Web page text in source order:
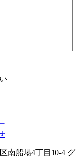
南船場4丁目10-4 グ